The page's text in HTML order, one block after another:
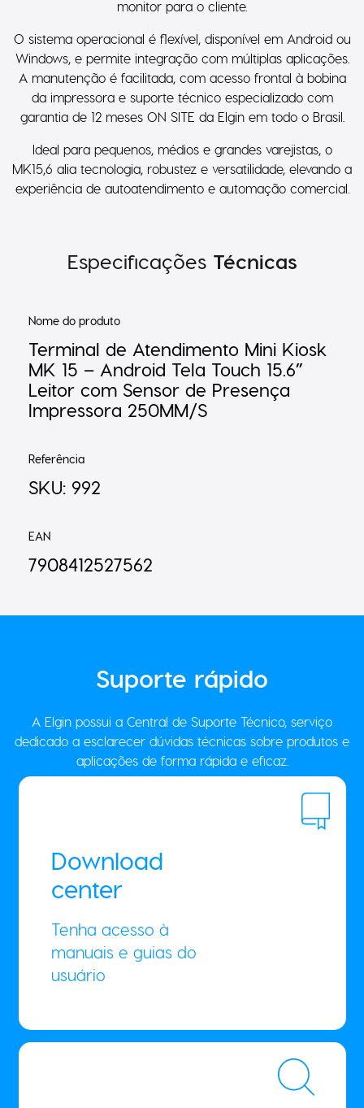
monitor para o cliente.
O sistema operacional é flexível, disponível em Android ou
Windows, e permite integração com múltiplas aplicações.
A manutenção é facilitada, com acesso frontal à bobina
da impressora e suporte técnico especializado com
garantia de 12 meses ON SITE da Elgin em todo o Brasil.
Ideal para pequenos, médios e grandes varejistas, o
MK15,6 alia tecnologia, robustez e versatilidade, elevando a
experiência de autoatendimento e automação comercial.
Especificações Técnicas
Nome do produto
Terminal de Atendimento Mini Kiosk
MK 15 – Android Tela Touch 15.6”
Leitor com Sensor de Presença
Impressora 250MM/S
SKU: 992
7908412527562
Suporte rápido
A Elgin possui a Central de Suporte Técnico, serviço
dedicado a esclarecer dúvidas técnicas sobre produtos e
aplicações de forma rápida e eficaz.
Download
center
Tenha acesso à
manuais e guias do
usuário